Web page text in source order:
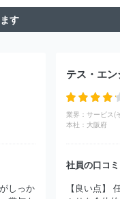
ステック
株式会社第
ート
ク
株式会社ＢＲＥＸ
株式会社ジェイエイ
株式会社
グリーホー
究所
ートウェイ株式会社
ス株式会社
パーソル
式会社ジェイック ディ
す
しっか
業界： サービス(
本社： 大阪府
社員の口コミ
【良い点】